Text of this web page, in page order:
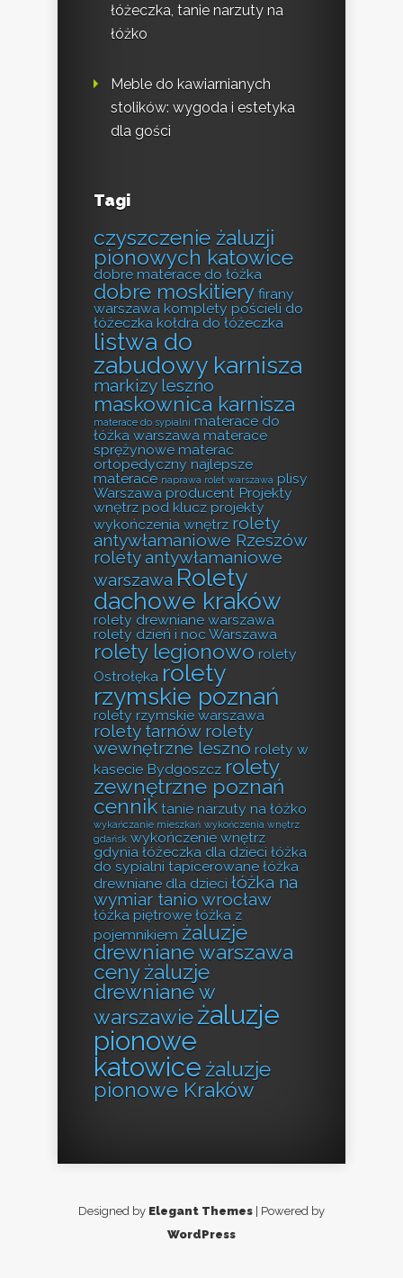
łóżeczka, tanie narzuty na
łóżko
Meble do kawiarnianych
stolików: wygoda i estetyka
dla gości
Tagi
czyszczenie żaluzji
pionowych katowice
dobre materace do łóżka
dobre moskitiery firany
warszawa komplety pościeli do
łóżeczka kołdra do łóżeczka
listwa do
zabudowy karnisza
markizy leszno
maskownica karnisza
materace do sypialni materace do
łóżka warszawa materace
sprężynowe materac
ortopedyczny najlepsze
materace naprawa rolet warszawa plisy
Warszawa producent Projekty
wnętrz pod klucz projekty
wykończenia wnętrz rolety
antywłamaniowe Rzeszów
rolety antywłamaniowe
warszawa Rolety
dachowe kraków
rolety drewniane warszawa
rolety dzień i noc Warszawa
rolety legionowo rolety
Ostrołęka rolety
rzymskie poznań
rolety rzymskie warszawa
rolety tarnów rolety
wewnętrzne leszno rolety w
kasecie Bydgoszcz rolety
zewnętrzne poznań
cennik tanie narzuty na łóżko
wykańczanie mieszkań wykończenia wnętrz
gdańsk wykończenie wnętrz
gdynia łóżeczka dla dzieci łóżka
do sypialni tapicerowane łóżka
drewniane dla dzieci łóżka na
wymiar tanio wrocław
łóżka piętrowe łóżka z
pojemnikiem żaluzje
drewniane warszawa
cenyżaluzje
drewniane w
warszawieżaluzje
pionowe
katowice żaluzje
pionowe Kraków
Designed by Elegant Themes | Powered by
WordPress